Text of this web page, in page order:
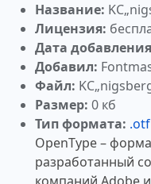
Название:
Лицензия:
Дата
Добавил:
Файл:
Размер: 0 кб
Тип формата: .otf
OpenType –
разработанный